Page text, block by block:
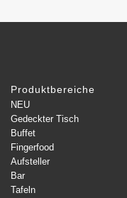
Produktbereiche
NEU
Gedeckter Tisch
Buffet
Fingerfood
Aufsteller
Bar
Tafeln